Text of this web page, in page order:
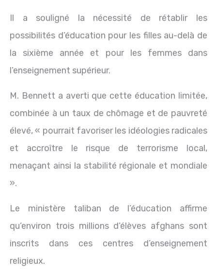
Il a souligné la nécessité de rétablir les
possibilités d’éducation pour les filles au-delà de
la sixième année et pour les femmes dans
l’enseignement supérieur.
M. Bennett a averti que cette éducation limitée,
combinée à un taux de chômage et de pauvreté
élevé, « pourrait favoriser les idéologies radicales
et accroître le risque de terrorisme local,
menaçant ainsi la stabilité régionale et mondiale
».
Le ministère taliban de l’éducation affirme
qu’environ trois millions d’élèves afghans sont
inscrits dans ces centres d’enseignement
religieux.